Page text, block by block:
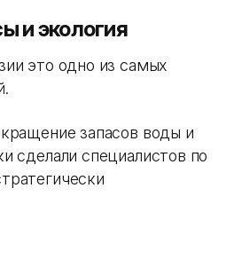
и экология
это одно из самых
запасов воды и
сделали специалистов по